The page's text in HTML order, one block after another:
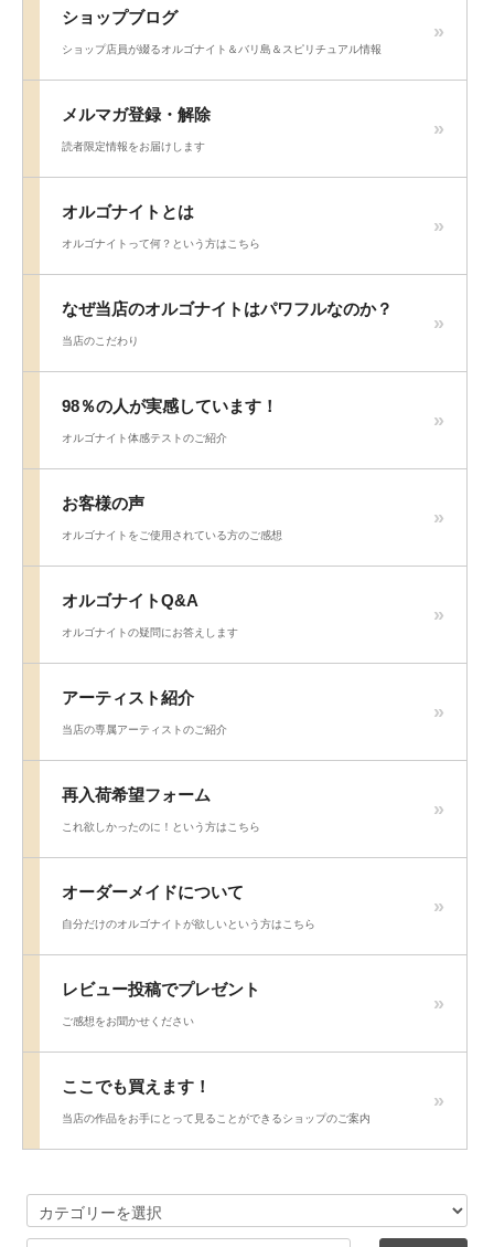
ショップブログ
ショップ店員が綴るオルゴナイト＆バリ島＆スピリチュアル情報
メルマガ登録・解除
読者限定情報をお届けします
オルゴナイトとは
オルゴナイトって何？という方はこちら
なぜ当店のオルゴナイトはパワフルなのか？
当店のこだわり
98％の人が実感しています！
オルゴナイト体感テストのご紹介
お客様の声
オルゴナイトをご使用されている方のご感想
オルゴナイトQ&A
オルゴナイトの疑問にお答えします
アーティスト紹介
当店の専属アーティストのご紹介
再入荷希望フォーム
これ欲しかったのに！という方はこちら
オーダーメイドについて
自分だけのオルゴナイトが欲しいという方はこちら
レビュー投稿でプレゼント
ご感想をお聞かせください
ここでも買えます！
当店の作品をお手にとって見ることができるショップのご案内